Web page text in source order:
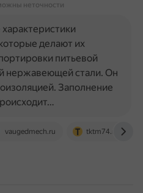
неточности
vaugedmech.ru tktm74.ru
делают их
питьевой
нержавеющей стали. Он
Заполнение